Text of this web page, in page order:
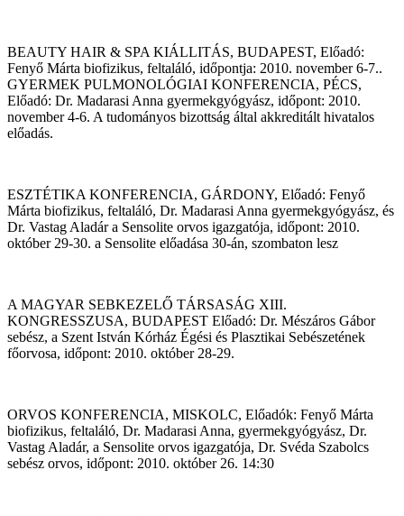
BEAUTY HAIR & SPA KIÁLLITÁS, BUDAPEST, Előadó:
Fenyő Márta biofizikus, feltaláló, időpontja: 2010. november 6-7..
GYERMEK PULMONOLÓGIAI KONFERENCIA, PÉCS,
Előadó: Dr. Madarasi Anna gyermekgyógyász, időpont: 2010.
november 4-6. A tudományos bizottság által akkreditált hivatalos
előadás.
ESZTÉTIKA KONFERENCIA, GÁRDONY, Előadó: Fenyő
Márta biofizikus, feltaláló, Dr. Madarasi Anna gyermekgyógyász, és
Dr. Vastag Aladár a Sensolite orvos igazgatója, időpont: 2010.
október 29-30. a Sensolite előadása 30-án, szombaton lesz
A MAGYAR SEBKEZELŐ TÁRSASÁG XIII.
KONGRESSZUSA, BUDAPEST Előadó: Dr. Mészáros Gábor
sebész, a Szent István Kórház Égési és Plasztikai Sebészetének
főorvosa, időpont: 2010. október 28-29.
ORVOS KONFERENCIA, MISKOLC, Előadók: Fenyő Márta
biofizikus, feltaláló, Dr. Madarasi Anna, gyermekgyógyász, Dr.
Vastag Aladár, a Sensolite orvos igazgatója, Dr. Svéda Szabolcs
sebész orvos, időpont: 2010. október 26. 14:30